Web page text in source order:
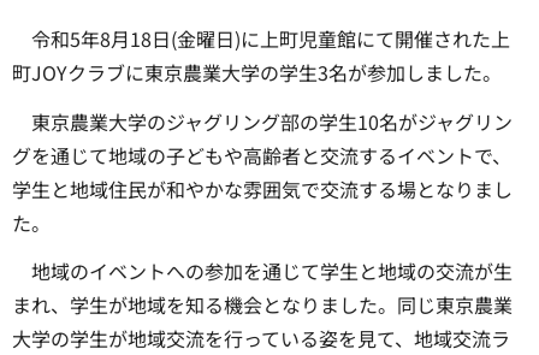
令和5年8月18日(金曜日)に上町児童館にて開催された上
町JOYクラブに東京農業大学の学生3名が参加しました。
東京農業大学のジャグリング部の学生10名がジャグリン
グを通じて地域の子どもや高齢者と交流するイベントで、
学生と地域住民が和やかな雰囲気で交流する場となりまし
た。
地域のイベントへの参加を通じて学生と地域の交流が生
まれ、学生が地域を知る機会となりました。同じ東京農業
大学の学生が地域交流を行っている姿を見て、地域交流ラ